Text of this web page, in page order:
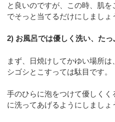
と良いのですが、この時、肌
でそっと当てるだけにしましょ
2) お風呂では優しく洗い、た
まず、日焼けしてかゆい場所
シゴシとこすっては駄目です。
手のひらに泡をつけて優しくく
に洗ってあげるようにしましょ